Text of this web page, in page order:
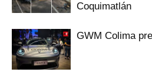
Coquimatlán
GWM Colima